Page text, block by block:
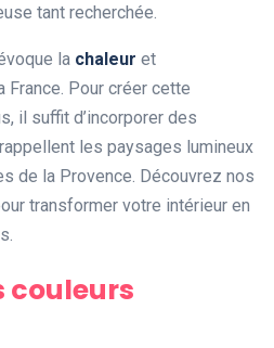
tant recherchée.
la chaleur et
France. Pour créer cette
il suffit d’incorporer des
les paysages lumineux
de la Provence. Découvrez nos
transformer votre intérieur en
couleurs